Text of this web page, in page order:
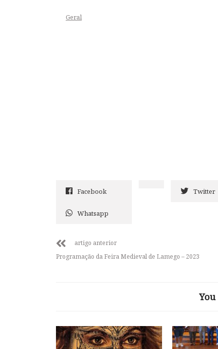
Geral
Facebook Twitter
Whatsapp
artigo anterior
Programação da Feira Medieval de Lamego – 2023